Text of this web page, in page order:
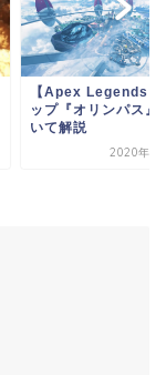
【Apex Legends】
代〜3代目」使用し
たコントロー...
2022年4